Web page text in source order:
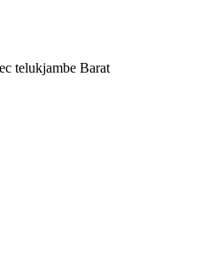
telukjambe Barat